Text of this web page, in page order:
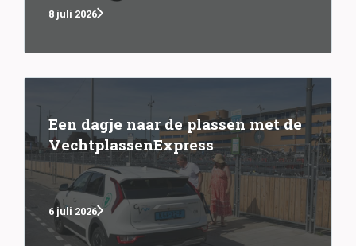
8 juli 2026
Een dagje naar de plassen met de
VechtplassenExpress
6 juli 2026